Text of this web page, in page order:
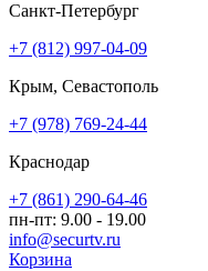
Санкт-Петербург
+7 (812) 997-04-09
Крым, Севастополь
+7 (978) 769-24-44
Краснодар
+7 (861) 290-64-46
пн-пт: 9.00 - 19.00
info@securtv.ru
Корзина